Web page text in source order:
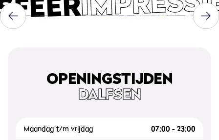
OPENINGSTIJDEN
DALFSEN
Maandag t/m vrijdag 07:00 - 23:00